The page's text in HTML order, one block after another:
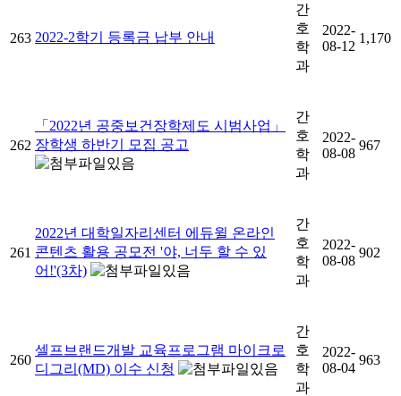
263 2022-2학기 등록금 납부 안내
간
호
학
과
2022-
08-12
1,170
262
「2022년 공중보건장학제도 시범사업」
장학생 하반기 모집 공고
간
호
학
과
2022-
08-08
967
261
2022년 대학일자리센터 에듀윌 온라인
콘텐츠 활용 공모전 '야, 너두 할 수 있
어!'(3차)
간
호
학
과
2022-
08-08
902
260
셀프브랜드개발 교육프로그램 마이크로
디그리(MD) 이수 신청
간
호
학
과
2022-
08-04
963